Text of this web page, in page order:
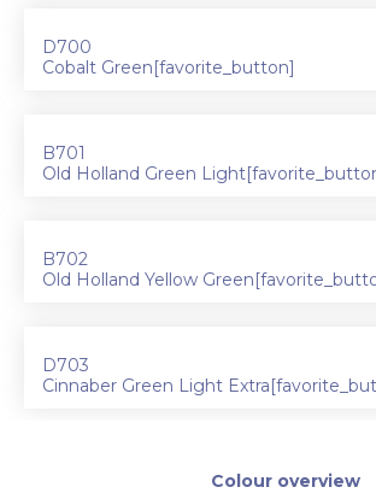
D700
Cobalt Green[favorite_button]
B701
Old Holland Green
B702
Old Holland Yellow
D703
Cinnaber Green Light
Colour overview